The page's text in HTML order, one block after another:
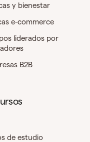
y bienestar
e-commerce
liderados por
B2B
de estudio